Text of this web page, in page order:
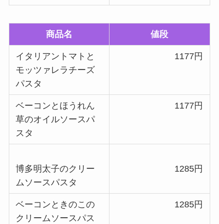
商品名 値段
イタリアントマトと
モッツァレラチーズ
パスタ
1177 円
ベーコンとほうれん
草のオイルソースパ
スタ
1177円
博多明太子のクリー
ムソースパスタ
1285円
ベーコンときのこの
クリームソースパス
1285円